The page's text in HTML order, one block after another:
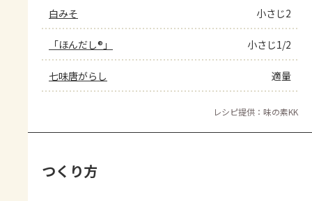
白みそ 小さじ2
「ほんだし®」 小さじ1/2
七味唐がらし 適量
レシピ提供：味の素KK
つくり方